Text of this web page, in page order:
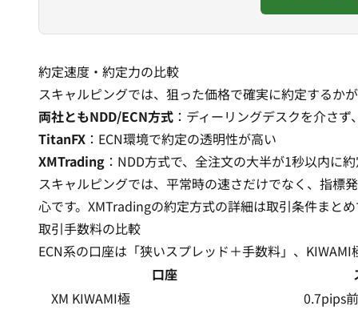
約定速度・約定力の比較
スキャルピングでは、狙った価格で確実に約定するか
両社ともNDD/ECN方式 ：ディーリングデスクを介さ
TitanFX ：ECN環境で約定の透明性が高い
XMTrading ：NDD方式で、全注文の大半が1秒以内に
スキャルピングでは、平常時の速さだけでなく、指標
心です。XMTradingの約定方式の詳細は取引条件まとめ
取引手数料の比較
ECN系の口座は「狭いスプレッド＋手数料」、
口座
XM KIWAMI極
0.7pips